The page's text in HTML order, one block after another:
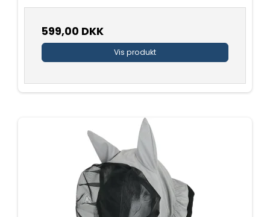
599,00 DKK
Vis produkt